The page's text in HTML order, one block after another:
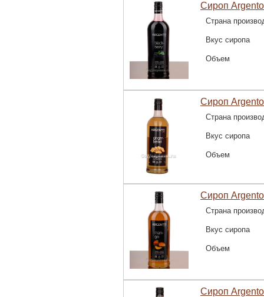
Сироп
Страна
Вкус сиропа
Объем
Сироп
Страна
Вкус сиропа
Объем
Сироп
Страна
Вкус сиропа
Объем
Сироп